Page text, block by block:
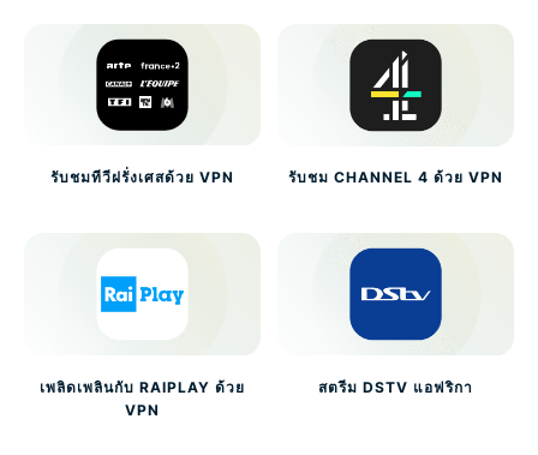
รับชมทีวีฝรั่งเศสด้วย VPN รับชม CHANNEL 4 ด้วย VPN
เพลิดเพลินกับ RAIPLAY ด้วย
VPN
สตรีม DSTV แอฟริกา